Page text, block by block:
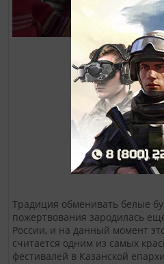
Традиция обменивать белые
пожертвования зародилась
России, и на данный момент
считается одним из самых
фестивалей в Казанской